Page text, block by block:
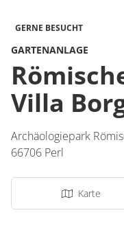
GERNE BESUCHT
GARTENANLAGE
Villa
Archäologiepark
66706 Perl
Karte